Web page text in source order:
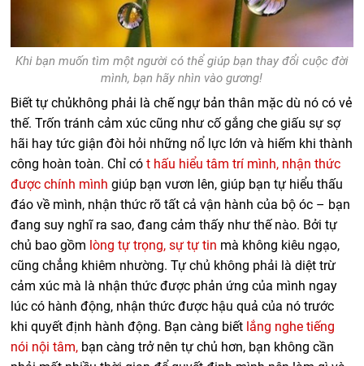
Khi bạn muốn tìm một người có thể giúp bạn thay đổi cuộc đời
mình, bạn hãy nhìn vào gương!
Biết tự chủkhông phải là chế ngự bản thân mặc dù nó có vẻ
thế. Trốn tránh cảm xúc cũng như cố gắng che giấu sự sợ
hãi hay tức giận đòi hỏi những nổ lực lớn và hiếm khi thành
công hoàn toàn. Chỉ cót hấu hiểu tâm trí mình, nhận thức
được chính mình giúp bạn vươn lên,giúp bạn tự hiểu thấu
đáo về mình, nhận thức rõ tất cả vận hành của bộ óc – bạn
đang suy nghĩ ra sao, đang cảm thấy như thế nào. Bởi tự
chủ bao gồm lòng tự trọng, sự tự tin mà không kiêu ngạo,
cũng chẳng khiêm nhường. Tự chủ không phải là diệt trừ
cảm xúc mà là nhận thức được phản ứng của mình ngay
lúc có hành động, nhận thức được hậu quả của nó trước
khi quyết định hành động. Bạn càng biết lắng nghe tiếng
nói nội tâm, bạn càng trở nên tự chủ hơn, bạn không cần